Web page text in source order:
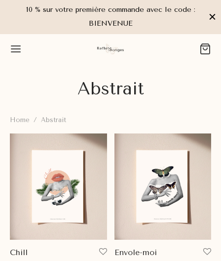
10 % sur votre première commande avec le code :
BIENVENUE
Abstrait
Home / Abstrait
Chill
Envole-moi